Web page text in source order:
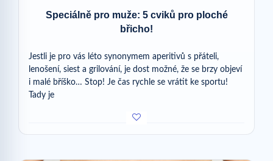
Speciálně pro muže: 5 cviků pro ploché
břicho!
Jestli je pro vás léto synonymem aperitivů s přáteli,
lenošení, siest a grilování, je dost možné, že se brzy objeví
i malé bříško… Stop! Je čas rychle se vrátit ke sportu!
Tady je